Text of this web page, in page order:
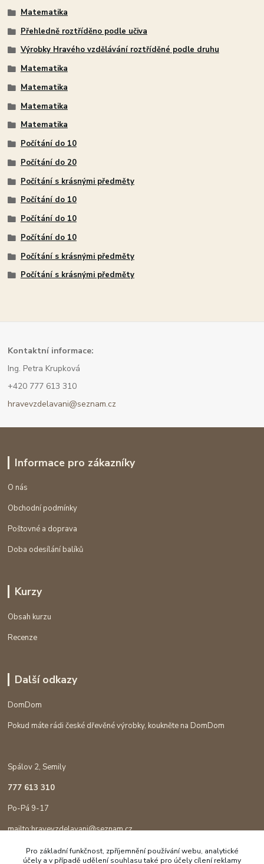
Matematika
Přehledně roztříděno podle učiva
Výrobky Hravého vzdělávání roztříděné podle druhu
Matematika
Matematika
Matematika
Matematika
Počítání do 10
Počítání do 20
Počítání s krásnými předměty
Počítání do 10
Počítání do 10
Počítání do 10
Počítání s krásnými předměty
Počítání s krásnými předměty
Kontaktní informace:
Ing. Petra Krupková
+420 777 613 310
hravevzdelavani@seznam.cz
Informace pro zákazníky
O nás
Obchodní podmínky
Poštovné a doprava
Doba odesílání balíků
Kurzy
Obsah kurzu
Recenze
Další odkazy
DomDom
Pokud máte rádi české dřevěné výrobky, koukněte na DomDom
Spálov 2, Semily
777 613 310
Po-Pá 9-17
mailto:hravevzdelavani@seznam.cz
Pro základní funkčnost, zpříjemnění používání webu, analytické
účely a v případě udělení souhlasu také pro účely cílení reklamy